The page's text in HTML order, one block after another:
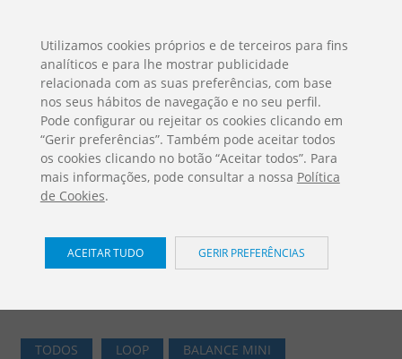
DESCARGAS
Catálogos Jolas
Jogos Infantis / Solid
TODOS LOOP
BALANCE MINI
Utilizamos cookies próprios e de terceiros para fins
analíticos e para lhe mostrar publicidade
relacionada com as suas preferências, com base
nos seus hábitos de navegação e no seu perfil.
Pode configurar ou rejeitar os cookies clicando em
“Gerir preferências”. Também pode aceitar todos
os cookies clicando no botão “Aceitar todos”. Para
mais informações, pode consultar a nossa Política
de Cookies.
ACEITAR TUDO GERIR PREFERÊNCIAS